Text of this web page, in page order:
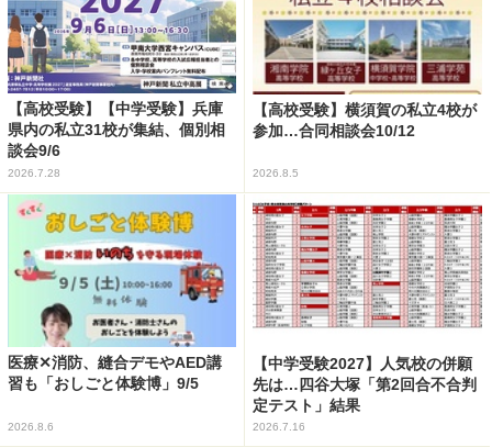
【高校受験】【中学受験】兵庫
県内の私立31校が集結、個別相
談会9/6
2026.7.28
【高校受験】横須賀の私立4校が
参加…合同相談会10/12
2026.8.5
医療✕消防、縫合デモやAED講
習も「おしごと体験博」9/5
2026.8.6
【中学受験2027】人気校の併願
先は…四谷大塚「第2回合不合判
定テスト」結果
2026.7.16